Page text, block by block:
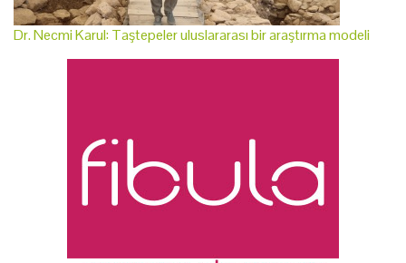
Dr. Necmi Karul: Taştepeler uluslararası bir araştırma modeli